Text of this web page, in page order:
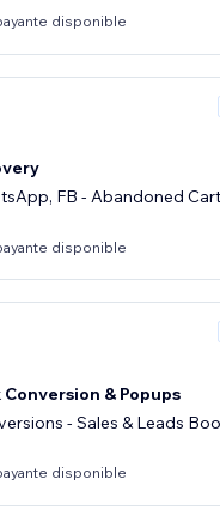
disponible
FB - Abandoned
disponible
Conversion & Popups
- Sales & Leads
disponible